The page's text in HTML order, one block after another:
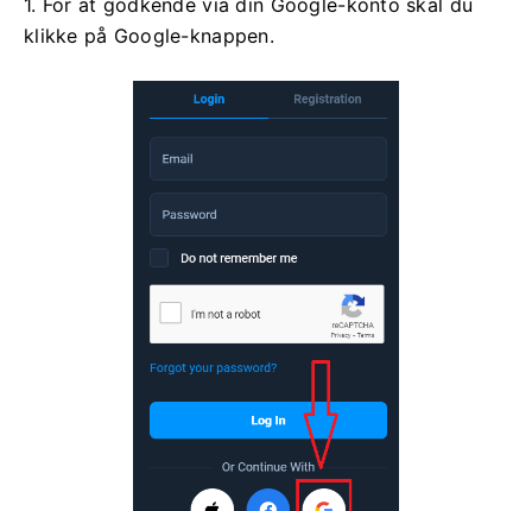
1. For at godkende via din Google-konto skal du
klikke på Google-knappen.